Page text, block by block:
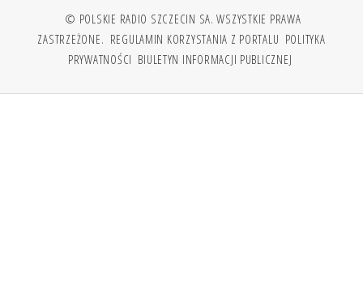
© POLSKIE RADIO SZCZECIN SA. WSZYSTKIE PRAWA
ZASTRZEŻONE. REGULAMIN KORZYSTANIA Z PORTALU POLITYKA
PRYWATNOŚCI BIULETYN INFORMACJI PUBLICZNEJ